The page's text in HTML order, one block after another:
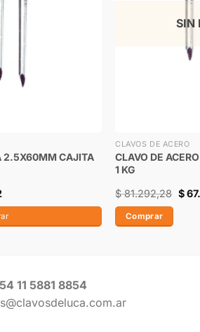
2.5X60MM CAJITA
SIN
CLAVOS DE ACERO
CLAVO DE
1 KG
$81.292,28 $
Comprar
11 5881 8854